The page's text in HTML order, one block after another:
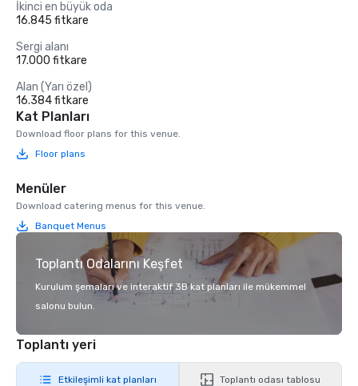
İkinci en büyük oda
16.845 fitkare
Sergi alanı
17.000 fitkare
Alan (Yarı özel)
16.384 fitkare
Kat Planları
Download floor plans for this venue.
Floor plans
Menüler
Download catering menus for this venue.
Banquet Menus
Toplantı Odalarını Keşfet
Kurulum şemaları ve interaktif 3B kat planları ile mükemmel
salonu bulun.
Toplantı yeri
Etkileşimli kat planları Toplantı odası tablosu